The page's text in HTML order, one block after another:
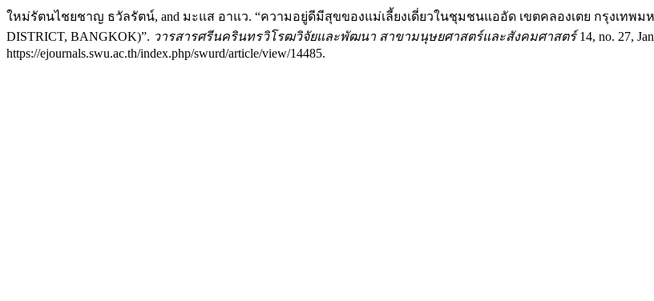
ใหม่รัตนไชยชาญ ธวัลรัตน์, and มะแส อาแว. “ความอยู่ดีมีสุขของแม่เลี้ยงเดี่ยวในชุมชนแออัด เขตคลองเตย กรุงเทพมห
DISTRICT, BANGKOK)”. วารสารศรีนครินทรวิโรฒวิจัยและพัฒนา สาขามนุษยศาสตร์และสังคมศาสตร์14, no. 27,
https://ejournals.swu.ac.th/index.php/swurd/article/view/14485.